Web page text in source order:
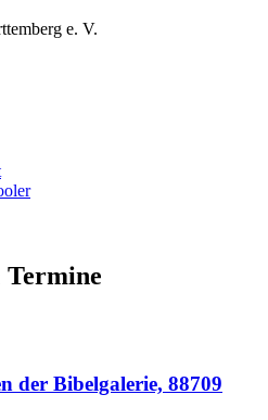
e. V.
Termine
der Bibelgalerie, 88709